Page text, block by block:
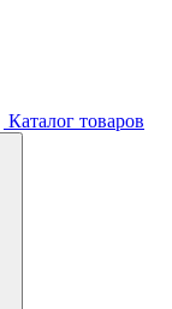
Каталог товаров